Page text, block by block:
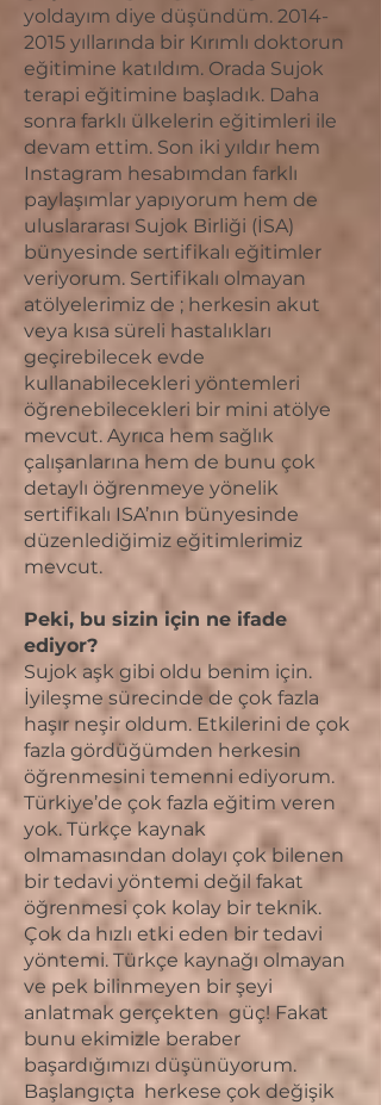
yoldayım diye düşündüm. 2014-
2015 yıllarında bir Kırımlı doktorun
eğitimine katıldım. Orada Sujok
terapi eğitimine başladık. Daha
sonra farklı ülkelerin eğitimleri ile
devam ettim. Son iki yıldır hem
Instagram hesabımdan farklı
paylaşımlar yapıyorum hem de
uluslararası Sujok Birliği (İSA)
bünyesinde sertifikalı eğitimler
veriyorum. Sertifikalı olmayan
atölyelerimiz de ; herkesin akut
veya kısa süreli hastalıkları
geçirebilecek evde
kullanabilecekleri yöntemleri
öğrenebilecekleri bir mini atölye
mevcut. Ayrıca hem sağlık
çalışanlarına hem de bunu çok
detaylı öğrenmeye yönelik
sertifikalı ISA’nın bünyesinde
düzenlediğimiz eğitimlerimiz
mevcut.
Peki, bu sizin için ne ifade
ediyor?
Sujok aşk gibi oldu benim için.
İyileşme sürecinde de çok fazla
haşır neşir oldum. Etkilerini de çok
fazla gördüğümden herkesin
öğrenmesini temenni ediyorum.
Türkiye’de çok fazla eğitim veren
yok. Türkçe kaynak
olmamasından dolayı çok bilenen
bir tedavi yöntemi değil fakat
öğrenmesi çok kolay bir teknik.
Çok da hızlı etki eden bir tedavi
yöntemi. Türkçe kaynağı olmayan
ve pek bilinmeyen bir şeyi
anlatmak gerçekten güç! Fakat
bunu ekimizle beraber
başardığımızı düşünüyorum.
Başlangıçta herkese çok değişik